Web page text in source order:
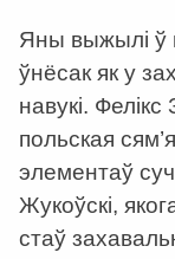
Яны выжылі ў
ўнёсак як у
навукі.
польская
элементаў
Жукоўскі,
стаў